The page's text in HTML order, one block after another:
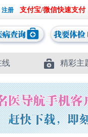
支付宝/微信快速支付
线 精彩主